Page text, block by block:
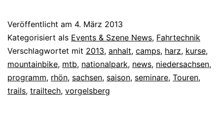
Veröffentlicht am 4. März 2013
Kategorisiert als Events & Szene News, Fahrtechnik
Verschlagwortet mit 2013, anhalt, camps, harz, kurse,
mountainbike, mtb, nationalpark, news, niedersachsen,
programm, rhön, sachsen, saison, seminare, Touren,
trails, trailtech, vorgelsberg